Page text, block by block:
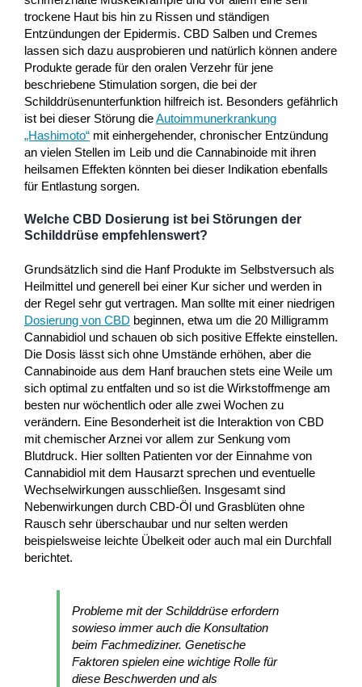
trockene Haut bis hin zu Rissen und ständigen
Entzündungen der Epidermis. CBD Salben und Cremes
lassen sich dazu ausprobieren und natürlich können andere
Produkte gerade für den oralen Verzehr für jene
beschriebene Stimulation sorgen, die bei der
Schilddrüsenunterfunktion hilfreich ist. Besonders gefährlich
ist bei dieser Störung dieAutoimmunerkrankung
„Hashimoto“mit einhergehender, chronischer Entzündung
an vielen Stellen im Leib und die Cannabinoide mit ihren
heilsamen Effekten könnten bei dieser Indikation ebenfalls
für Entlastung sorgen.
Welche CBD Dosierung ist bei Störungen der
Schilddrüse empfehlenswert?
Grundsätzlich sind die Hanf Produkte im Selbstversuch als
Heilmittel und generell bei einer Kur sicher und werden in
der Regel sehr gut vertragen. Man sollte mit einer niedrigen
Dosierung von CBD beginnen, etwa um die 20 Milligramm
Cannabidiol und schauen ob sich positive Effekte einstellen.
Die Dosis lässt sich ohne Umstände erhöhen, aber die
Cannabinoide aus dem Hanf brauchen stets eine Weile um
sich optimal zu entfalten und so ist die Wirkstoffmenge am
besten nur wöchentlich oder alle zwei Wochen zu
verändern. Eine Besonderheit ist die Interaktion von CBD
mit chemischer Arznei vor allem zur Senkung vom
Blutdruck. Hier sollten Patienten vor der Einnahme von
Cannabidiol mit dem Hausarzt sprechen und eventuelle
Wechselwirkungen ausschließen. Insgesamt sind
Nebenwirkungen durch CBD-Öl und Grasblüten ohne
Rausch sehr überschaubar und nur selten werden
beispielsweise leichte Übelkeit oder auch mal ein Durchfall
berichtet.
Probleme mit der Schilddrüse erfordern
sowieso immer auch die Konsultation
beim Fachmediziner. Genetische
Faktoren spielen eine wichtige Rolle für
diese Beschwerden und als